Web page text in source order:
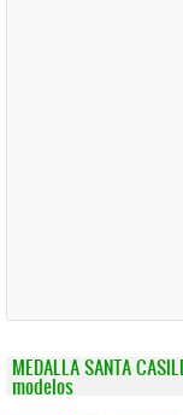
MEDALLA SANTA
modelos